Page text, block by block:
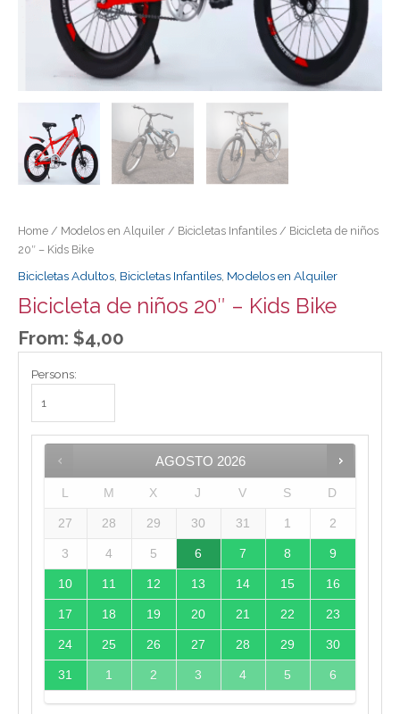
Home / Modelos en Alquiler / Bicicletas Infantiles / Bicicleta de niños
20″ – Kids Bike
Bicicletas Adultos Bicicletas Infantiles Modelos en Alquiler
Bicicleta de niños 20″ – Kids Bike
From: $4,00
Persons:
AGOSTO 2026
L M X J V S D
27 28 29 30 31 1 2
3 4 5 6 7 8 9
10 11 12 13 14 15 16
17 18 19 20 21 22 23
24 25 26 27 28 29 30
31 1 2 3 4 5 6